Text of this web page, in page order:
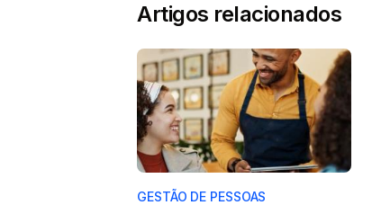
Artigos relacionados
GESTÃO DE PESSOAS